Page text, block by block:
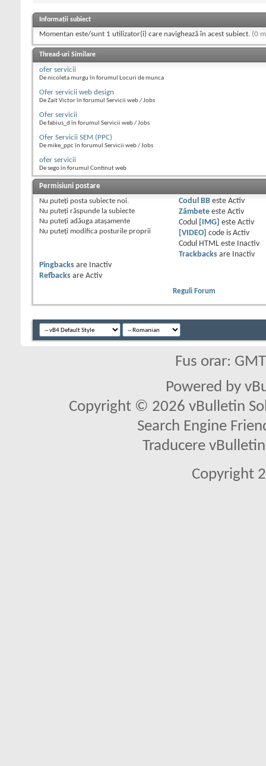
Informații subiect
Momentan este/sunt 1 utilizator(i) care navighează în acest subiect. (0
Thread-uri Similare
ofer servicii
De nicoleta murgu în forumul Locuri de munca
Ofer servicii web design
De Zait Victor în forumul Servicii web / Jobs
Ofer servicii
De fabius_d în forumul Servicii web / Jobs
Ofer Servicii SEM (PPC)
De mike_ppc în forumul Servicii web / Jobs
ofer servicii
De sego în forumul Continut web
Permisiuni postare
Nu puteţi posta subiecte noi.
Nu puteţi răspunde la subiecte
Nu puteţi adăuga ataşamente
Nu puteţi modifica posturile proprii
Codul BBeste Activ
Zâmbeteeste Activ
Codul
[IMG] este Activ
[VIDEO]
code is Activ
Codul HTML este
Inactiv
Trackbacksare
Inactiv
Pingbacks are
Inactiv
Refbacks are Activ
Reguli Forum
Fus orar:
Powered by
Copyright © 2026 vBulletin
Search Engine
Traducere
Copyright